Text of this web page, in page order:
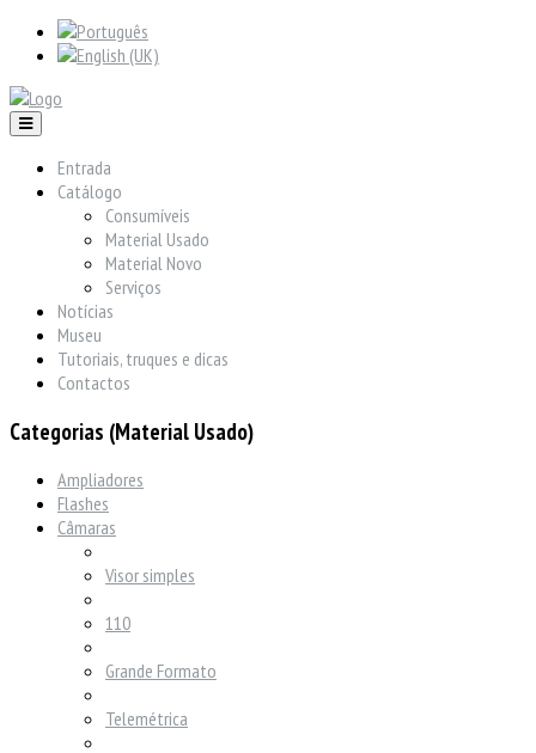
Entrada
Catálogo
Consumíveis
Material Usado
Material Novo
Serviços
Notícias
Museu
Tutoriais, truques e dicas
Contactos
Categorias (Material Usado)
Ampliadores
Flashes
Câmaras
Visor simples
110
Grande Formato
Telemétrica